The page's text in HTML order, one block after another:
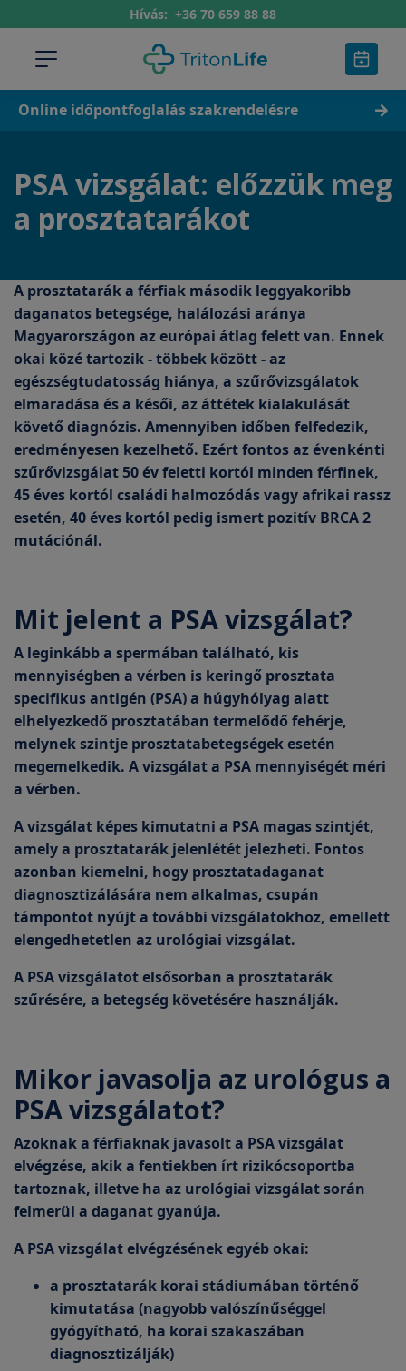
Hívás: +36 70 659 88 88
Online időpontfoglalás szakrendelésre
PSA vizsgálat: előzzük meg
a prosztatarákot
A prosztatarák a férfiak második leggyakoribb
daganatos betegsége, halálozási aránya
Magyarországon az európai átlag felett van. Ennek
okai közé tartozik - többek között - az
egészségtudatosság hiánya, a szűrővizsgálatok
elmaradása és a késői, az áttétek kialakulását
követő diagnózis. Amennyiben időben felfedezik,
eredményesen kezelhető. Ezért fontos az évenkénti
szűrővizsgálat 50 év feletti kortól minden férfinek,
45 éves kortól családi halmozódás vagy afrikai rassz
esetén, 40 éves kortól pedig ismert pozitív BRCA 2
mutációnál.
Mit jelent a PSA vizsgálat?
A leginkább a spermában található, kis
mennyiségben a vérben is keringő prosztata
specifikus antigén (PSA) a húgyhólyag alatt
elhelyezkedő prosztatában termelődő fehérje,
melynek szintje prosztatabetegségek esetén
megemelkedik. A vizsgálat a PSA mennyiségét méri
a vérben.
A vizsgálat képes kimutatni a PSA magas szintjét,
amely a prosztatarák jelenlétét jelezheti. Fontos
azonban kiemelni, hogy prosztatadaganat
diagnosztizálására nem alkalmas, csupán
támpontot nyújt a további vizsgálatokhoz, emellett
elengedhetetlen az urológiai vizsgálat.
A PSA vizsgálatot elsősorban a prosztatarák
szűrésére, a betegség követésére használják.
Mikor javasolja az urológus a
PSA vizsgálatot?
Azoknak a férfiaknak javasolt a PSA vizsgálat
elvégzése, akik a fentiekben írt rizikócsoportba
tartoznak, illetve ha az urológiai vizsgálat során
felmerül a daganat gyanúja.
A PSA vizsgálat elvégzésének egyéb okai:
a prosztatarák korai stádiumában történő
kimutatása (nagyobb valószínűséggel
gyógyítható, ha korai szakaszában
diagnosztizálják)